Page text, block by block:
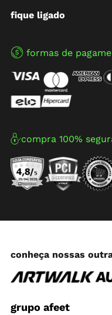
fique ligado
formas de
compra 100%
conheça nossas
grupo afeet